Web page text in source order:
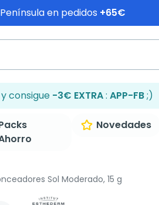
en pedidos +65€
consigue -3€ EXTRA: APP-FB;)
Novedades
Sol Moderado, 15 g